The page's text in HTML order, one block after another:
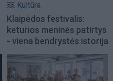
Kultūra
Klaipėdos festivalis:
keturios meninės patirtys
- viena bendrystės istorija